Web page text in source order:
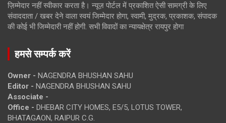
ज़िम्मेदार नहीं स्वीकार करता है। न्यूज़ पोर्टल में प्रकाशित ऐसी सामग्री के लिए
संवाददाता / खबर देने वाला स्वयं जिम्मेदार होगा, स्वामी, मुद्रक, प्रकाशक, संपादक
की कोई भी जिम्मेदारी नहीं होगी. सभी विवादों का न्यायक्षेत्र रायपुर होगा
हमसे सम्पर्क करें
Owner - NAGENDRA BHUSHAN SAHU
Editor - NAGENDRA BHUSHAN SAHU
Associate -
Office - DHEBAR CITY HOMES, E5/5, LOTUS TOWER,
BHATAGAON, RAIPUR C.G.